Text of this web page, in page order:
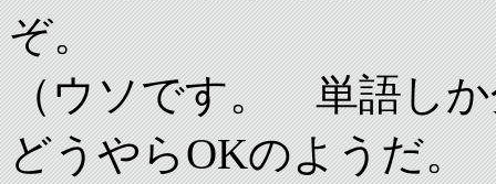
ぞ。
（ウソです。 単語し
どうやらOKのようだ。